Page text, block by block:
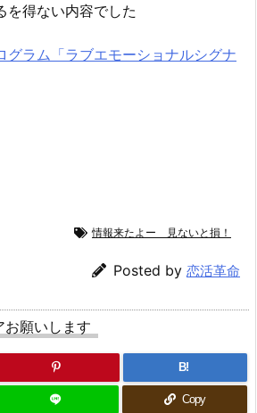
を得ない内容でした
グラム「ラブエモーショナルシグナ
情報来たよー 見ないと損！
Posted by 恋活革命
お願いします
B!
Copy